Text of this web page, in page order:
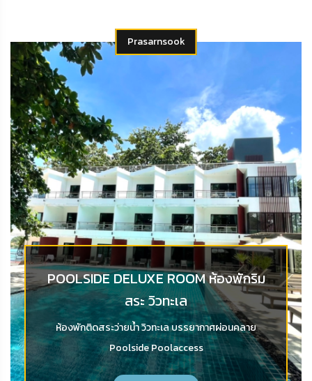
Prasarnsook
POOLSIDE DELUXE ROOM ห้องพักริม
สระ วิวทะเล
ห้องพักติดสระว่ายน้ำ วิวทะเล บรรยากาศผ่อนคลาย
Poolside Poolaccess